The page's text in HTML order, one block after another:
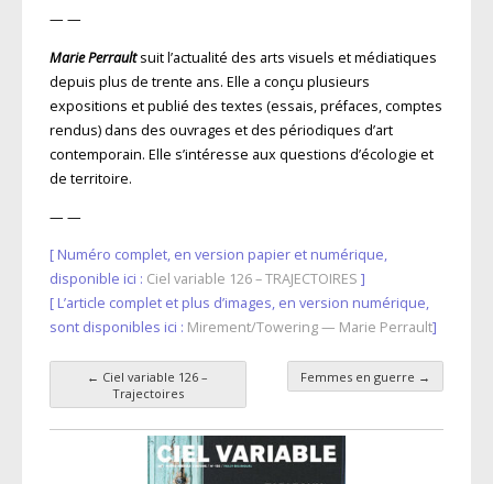
— —
Marie Perraultsuit l’actualité des arts visuels et médiatiques
depuis plus de trente ans. Elle a conçu plusieurs
expositions et publié des textes (essais, préfaces, comptes
rendus) dans des ouvrages et des périodiques d’art
contemporain. Elle s’intéresse aux questions d’écologie et
de territoire.
— —
[ Numéro complet, en version papier et numérique,
disponible ici : Ciel variable 126 – TRAJECTOIRES ]
[ L’article complet et plus d’images, en version numérique,
sont disponibles ici : Mirement/Towering — Marie Perrault]
Navigation des articles
← Ciel variable 126 –
Trajectoires
Femmes en guerre →